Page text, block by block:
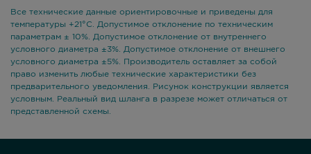
Все технические данные ориентировочные и приведены для
температуры +21°С. Допустимое отклонение по техническим
параметрам ± 10%. Допустимое отклонение от внутреннего
условного диаметра ±3%. Допустимое отклонение от внешнего
условного диаметра ±5%. Производитель оставляет за собой
право изменить любые технические характеристики без
предварительного уведомления. Рисунок конструкции является
условным. Реальный вид шланга в разрезе может отличаться от
представленной схемы.